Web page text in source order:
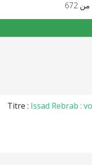
Titre : Issad Rebrab :